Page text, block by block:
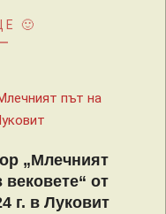
🙂
„Млечният
от
г. в Луковит